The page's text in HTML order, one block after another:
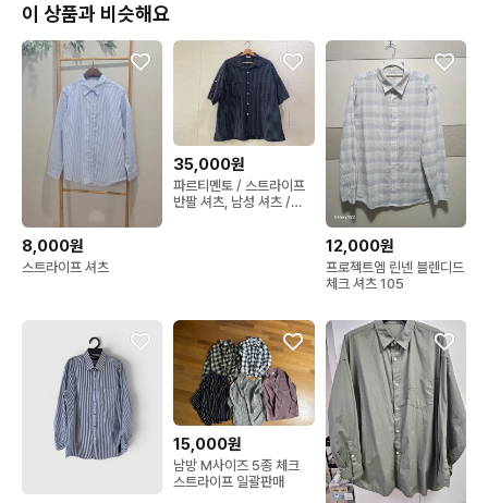
이 상품과 비슷해요
8,000원
스트라이프 셔츠
35,000원
파르티멘토 / 스트라이프
반팔 셔츠, 남성 셔츠 /
12,000원
프로젝트엠 린넨 블렌디드
체크 셔츠 105
15,000원
남방 M사이즈 5종 체크
스트라이프 일괄판매